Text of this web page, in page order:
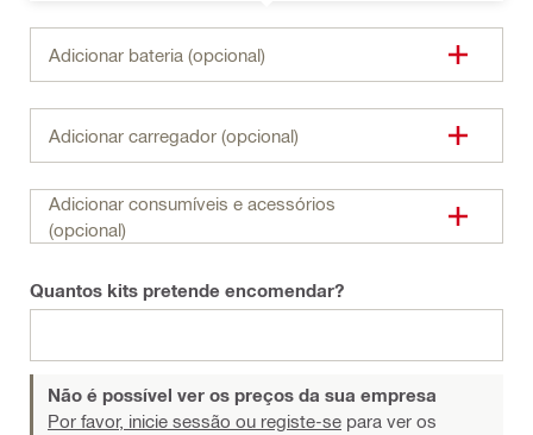
Adicionar bateria (opcional)
Adicionar carregador (opcional)
Adicionar consumíveis e acessórios
(opcional)
Quantos kits pretende encomendar?
Não é possível ver os preços da sua empresa
Por favor, inicie sessão ou registe-se para ver os